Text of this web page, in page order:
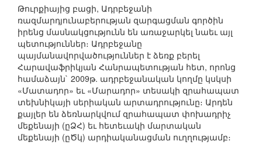
Թուրքիայից բացի, Ադրբեջանի
ռազմարդյունաբերության զարգացման գործին
իրենց մասնակցությունն են առաջարկել նաեւ այլ
պետություններ։ Ադրբեջանը
պայմանավորվածություններ է ձեռք բերել
Հարավաֆրիկյան Հանրապետության հետ, որոնց
համաձայն` 2009թ. ադրբեջանական կողմը կսկսի
«Մատադոր» եւ «Մարադոր» տեսակի զրահապատ
տեխնիկայի սերիական արտադրությունը։ Արդեն
քայլեր են ձեռնարկվում զրահապատ փոխադրիչ
մեքենայի (ըՁՀ) եւ հետեւակի մարտական
մեքենայի (ըԾկ) արդիականացման ուղղությամբ։